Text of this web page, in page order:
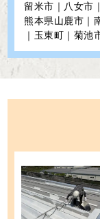
留米市｜八女市
熊本県山鹿市｜
｜玉東町｜菊池